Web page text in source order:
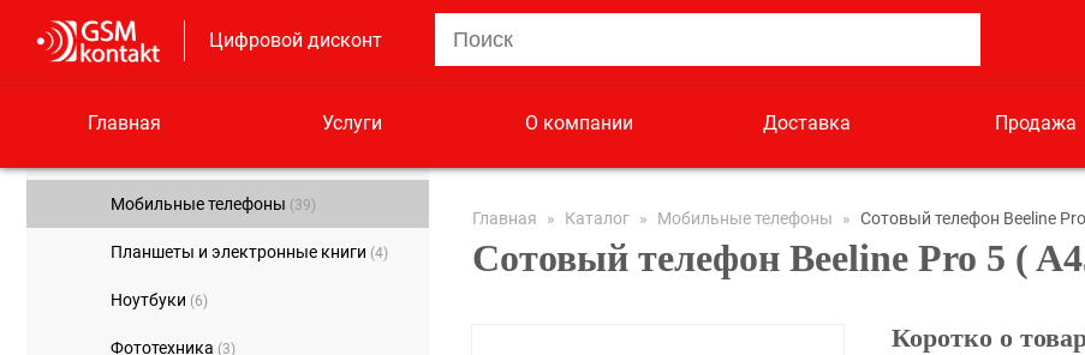
Цифровой дисконт
Главная Услуги О компании Доставка Продажа
Мобильные телефоны (39)
Планшеты и электронные книги (4)
Ноутбуки (6)
Фототехника (3)
Главная » Каталог » Мобильные телефоны » Сотовый телефон Beeline
Сотовый телефон Beeline Pro 5 (
Коротко о